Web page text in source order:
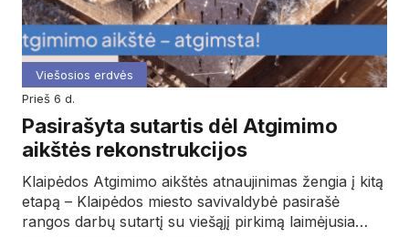
Viešosios erdvės
prieš 6 d.
Pasirašyta sutartis dėl Atgimimo
aikštės rekonstrukcijos
Klaipėdos Atgimimo aikštės atnaujinimas žengia į kitą
etapą – Klaipėdos miesto savivaldybė pasirašė
rangos darbų sutartį su viešąjį pirkimą laimėjusia…